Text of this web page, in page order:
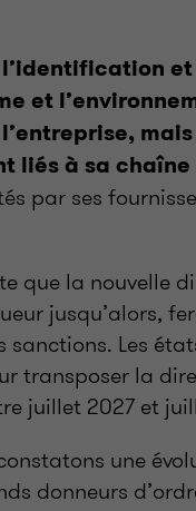
l’identification
et
liés à sa
par ses
que la nouvelle
jusqu’alors,
Les
transposer la
juillet 2027 et
une
donneurs